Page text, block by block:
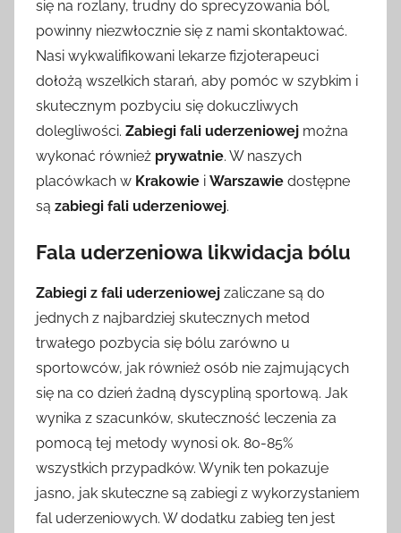
się na rozlany, trudny do sprecyzowania ból,
powinny niezwłocznie się z nami skontaktować.
Nasi wykwalifikowani lekarze fizjoterapeuci
dołożą wszelkich starań, aby pomóc w szybkim i
skutecznym pozbyciu się dokuczliwych
dolegliwości. Zabiegi fali uderzeniowej można
wykonać również prywatnie. W naszych
placówkach w Krakowie i Warszawie dostępne
są zabiegi fali uderzeniowej.
Fala uderzeniowa likwidacja bólu
Zabiegi z fali uderzeniowej zaliczane są do
jednych z najbardziej skutecznych metod
trwałego pozbycia się bólu zarówno u
sportowców, jak również osób nie zajmujących
się na co dzień żadną dyscypliną sportową. Jak
wynika z szacunków, skuteczność leczenia za
pomocą tej metody wynosi ok. 80-85%
wszystkich przypadków. Wynik ten pokazuje
jasno, jak skuteczne są zabiegi z wykorzystaniem
fal uderzeniowych. W dodatku zabieg ten jest